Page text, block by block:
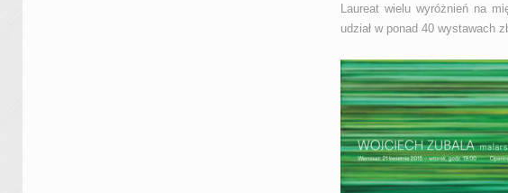
Laureat wielu wyróżnień na
udział w ponad 40 wystawach